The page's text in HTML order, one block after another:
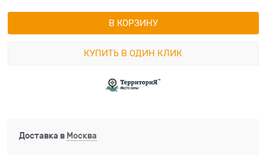
В КОРЗИНУ
КУПИТЬ В ОДИН КЛИК
Доставка в Москва